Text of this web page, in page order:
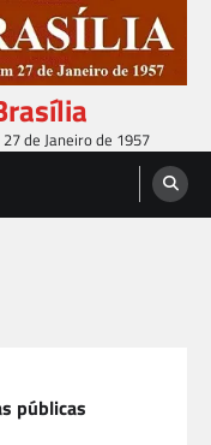
de Janeiro de 1957
públicas